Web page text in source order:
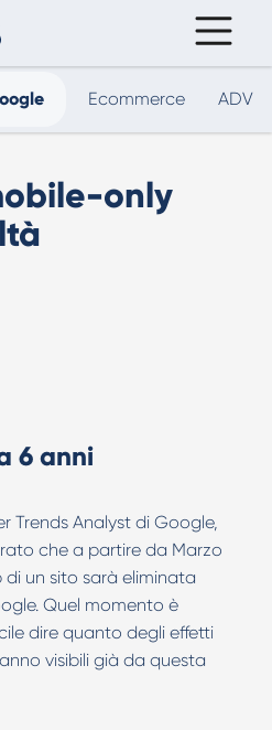
Ecommerce ADV
only
6 anni
Trends Analyst di Google,
che a partire da Marzo
di un sito sarà eliminata
Quel momento è
dire quanto degli effetti
visibili già da questa